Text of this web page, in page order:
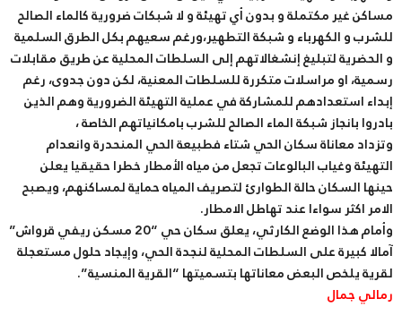
مساكن غير مكتملة و بدون أي تهيئة و لا شبكات ضرورية كالماء الصالح
للشرب و الكهرباء و شبكة التطهير،ورغم سعيهم بكل الطرق السلمية
و الحضرية لتبليغ إنشغالاتهم إلى السلطات المحلية عن طريق مقابلات
رسمية، او مراسلات متكررة للسلطات المعنية، لكن دون جدوى، رغم
إبداء استعدادهم للمشاركة في عملية التهيئة الضرورية وهم الذين
بادروا بانجاز شبكة الماء الصالح للشرب بامكانياتهم الخاصة ،
وتزداد معاناة سكان الحي شتاء فطبيعة الحي المنحدرة وانعدام
التهيئة وغياب البالوعات تجعل من مياه الأمطار خطرا حقيقيا يعلن
حينها السكان حالة الطوارئ لتصريف المياه حماية لمساكنهم، ويصبح
الامر اكثر سواءا عند تهاطل الامطار.
وأمام هذا الوضع الكارثي، يعلق سكان حي “20 مسكن ريفي قرواش”
آمالا كبيرة على السلطات المحلية لنجدة الحي، وإيجاد حلول مستعجلة
لقرية يلخص البعض معاناتها بتسميتها “القرية المنسية”.
رمالي جمال